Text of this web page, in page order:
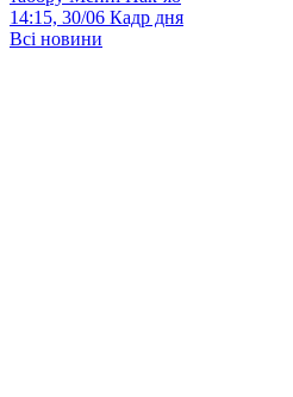
14:15, 30/06 Кадр дня
Всі новини